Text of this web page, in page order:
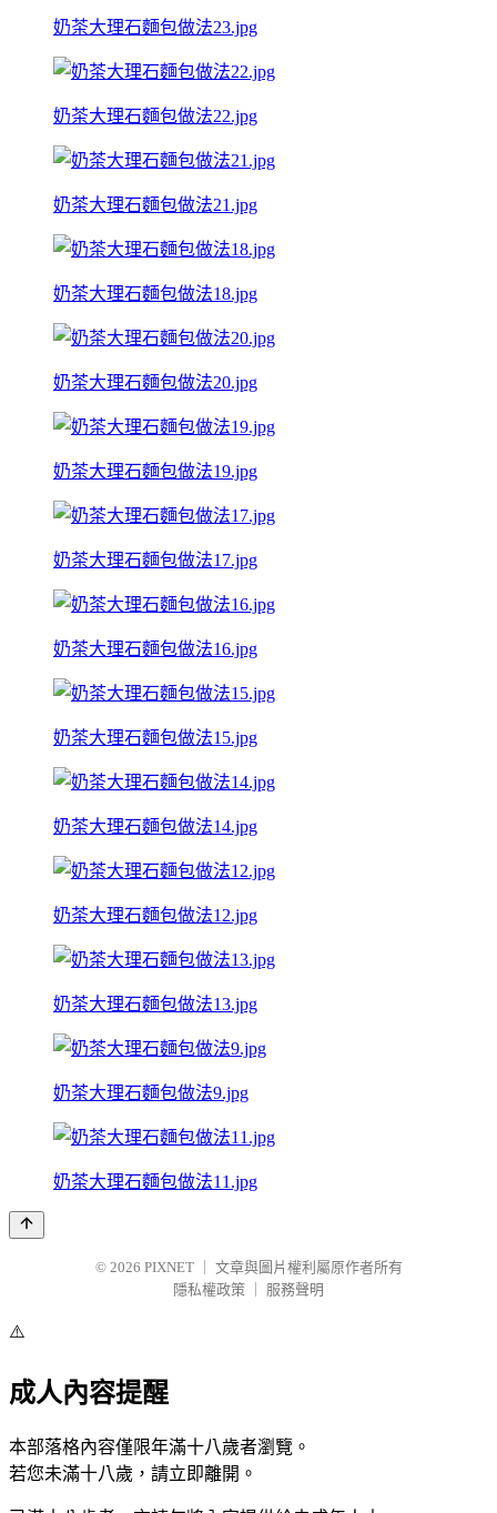
奶茶大理石麵包做法23.jpg
奶茶大理石麵包做法22.jpg
奶茶大理石麵包做法21.jpg
奶茶大理石麵包做法18.jpg
奶茶大理石麵包做法20.jpg
奶茶大理石麵包做法19.jpg
奶茶大理石麵包做法17.jpg
奶茶大理石麵包做法16.jpg
奶茶大理石麵包做法15.jpg
奶茶大理石麵包做法14.jpg
奶茶大理石麵包做法12.jpg
奶茶大理石麵包做法13.jpg
奶茶大理石麵包做法9.jpg
奶茶大理石麵包做法11.jpg
© 2026 PIXNET
文章與圖片權利屬原作者所有
隱私權政策
服務聲明
⚠️
成人內容提醒
本部落格內容僅限年滿十八歲者瀏覽。
若您未滿十八歲，請立即離開。